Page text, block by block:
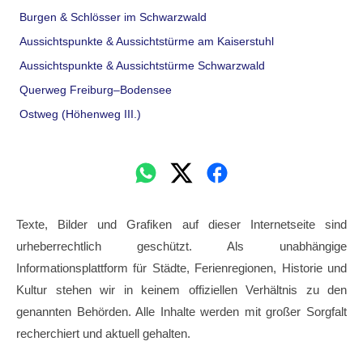
Burgen & Schlösser im Schwarzwald
Aussichtspunkte & Aussichtstürme am Kaiserstuhl
Aussichtspunkte & Aussichtstürme Schwarzwald
Querweg Freiburg–Bodensee
Ostweg (Höhenweg III.)
Texte, Bilder und Grafiken auf dieser Internetseite sind
urheberrechtlich geschützt. Als unabhängige
Informationsplattform für Städte, Ferienregionen, Historie und
Kultur stehen wir in keinem offiziellen Verhältnis zu den
genannten Behörden. Alle Inhalte werden mit großer Sorgfalt
recherchiert und aktuell gehalten.